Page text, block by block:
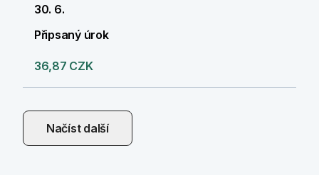
30. 6.
Připsaný úrok
36,87 CZK
Načíst další